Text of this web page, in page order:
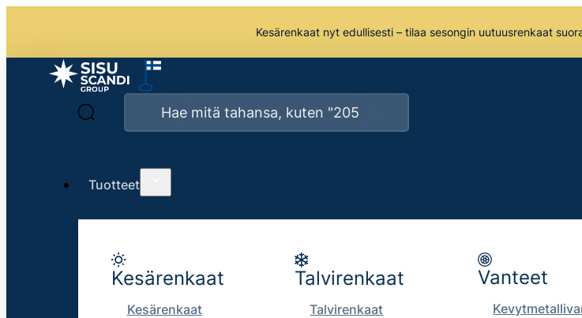
Kesärenkaat nyt edullisesti – tilaa sesongin uutuusrenkaat
Tuotteet
Kesärenkaat
Kesärenkaat
Talvirenkaat
Talvirenkaat
Vanteet